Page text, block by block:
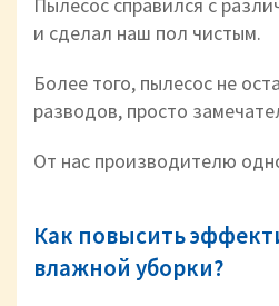
Пылесос справился с
и сделал наш пол чистым.
Более того, пылесос не
разводов, просто
От нас производителю
Как повысить
влажной уборки?